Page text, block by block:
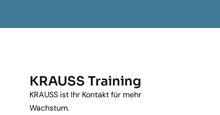
KRAUSS Training
KRAUSS ist Ihr Kontakt für mehr
Wachstum.